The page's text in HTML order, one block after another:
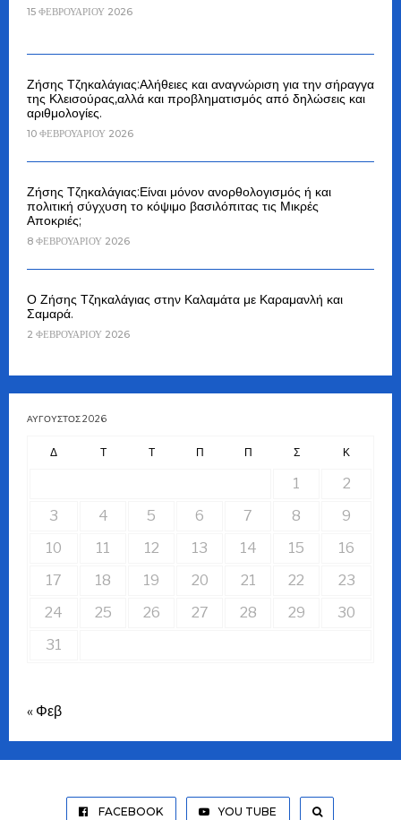
15 ΦΕΒΡΟΥΑΡΊΟΥ 2026
Ζήσης Τζηκαλάγιας:Αλήθειες και αναγνώριση για την σήραγγα
της Κλεισούρας,αλλά και προβληματισμός από δηλώσεις και
αριθμολογίες.
10 ΦΕΒΡΟΥΑΡΊΟΥ 2026
Ζήσης Τζηκαλάγιας:Είναι μόνον ανορθολογισμός ή και
πολιτική σύγχυση το κόψιμο βασιλόπιτας τις Μικρές
Αποκριές;
8 ΦΕΒΡΟΥΑΡΊΟΥ 2026
Ο Ζήσης Τζηκαλάγιας στην Καλαμάτα με Καραμανλή και
Σαμαρά.
2 ΦΕΒΡΟΥΑΡΊΟΥ 2026
ΑΎΓΟΥΣΤΟΣ 2026
Δ Τ Τ Π Π Σ Κ
1
2
3
4 5 6 7 8
9
10
11 12 13 14 15
16
17
18 19 20 21 22
23
24
25 26 27 28 29
30
31
« Φεβ
FACEBOOK YOU TUBE